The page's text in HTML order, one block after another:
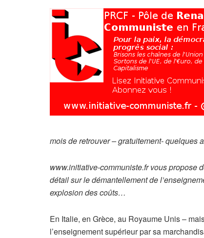
mois de retrouver – gratuitement- quelques
www.initiative-communiste.fr vous propose
détail sur le démantellement de
explosion des coûts…
En Italie, en Grèce, au Royaume Unis –
l’enseignement supérieur par sa